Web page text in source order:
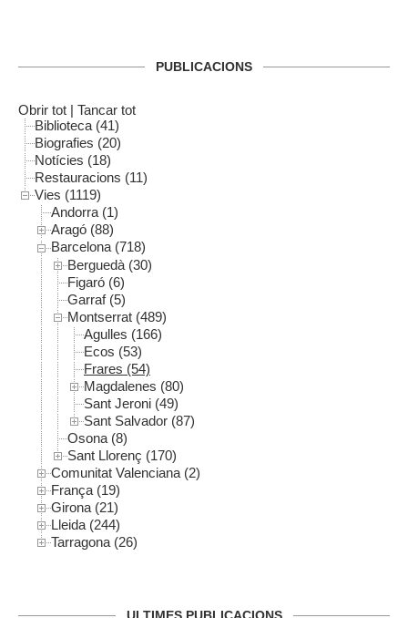
PUBLICACIONS
Obrir tot | Tancar tot
Biblioteca (41)
Biografies (20)
Notícies (18)
Restauracions (11)
Vies (1119)
Andorra (1)
Aragó (88)
Barcelona (718)
Berguedà (30)
Figaró (6)
Garraf (5)
Montserrat (489)
Agulles (166)
Ecos (53)
Frares (54)
Magdalenes (80)
Sant Jeroni (49)
Sant Salvador (87)
Osona (8)
Sant Llorenç (170)
Comunitat Valenciana (2)
França (19)
Girona (21)
Lleida (244)
Tarragona (26)